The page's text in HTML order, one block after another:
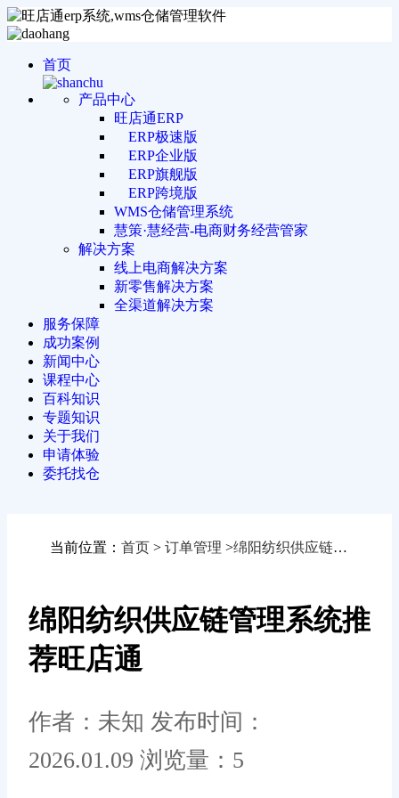
首页
产品中心
旺店通ERP
ERP极速版
ERP企业版
ERP旗舰版
ERP跨境版
WMS仓储管理系统
慧策·慧经营-电商财务经营管家
解决方案
线上电商解决方案
新零售解决方案
全渠道解决方案
服务保障
成功案例
新闻中心
课程中心
百科知识
专题知识
关于我们
申请体验
委托找仓
当前位置： 首页 > 订单管理 >绵阳纺织供应链管理系统推荐旺店通
绵阳纺织供应链管理系统推
荐旺店通
作者：未知 发布时间：
2026.01.09 浏览量：5